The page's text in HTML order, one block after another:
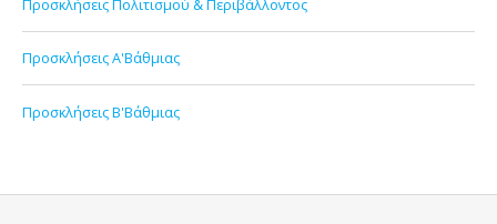
Προσκλήσεις Πολιτισμού & Περιβάλλοντος
Προσκλήσεις Α'Βάθμιας
Προσκλήσεις Β'Βάθμιας